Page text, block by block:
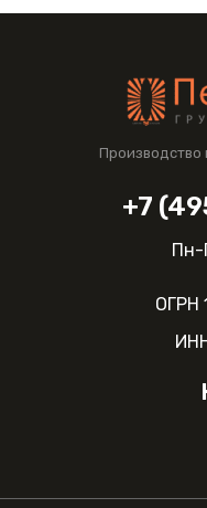
Производство
+7
Пн-
ОГРН